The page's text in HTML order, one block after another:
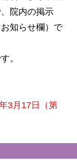
院内の掲示
知らせ欄）で
。
3月17日（第